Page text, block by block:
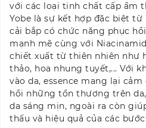
với các loại tinh chất cấp ẩm
Yobe là sự kết hợp đặc biệt
cải bắp có chức năng phục
mạnh mẽ cùng với
chiết xuất từ thiên nhiên như
thảo, hoa nhung tuyết,... Với
vào da, essence mang lại
hồi những tổn thương trên
da sáng mịn, ngoài ra còn
thấu và hiệu quả của các